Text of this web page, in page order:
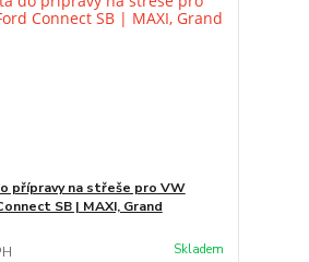
přípravy na střeše pro VW
SB | MAXI, Grand
Skladem